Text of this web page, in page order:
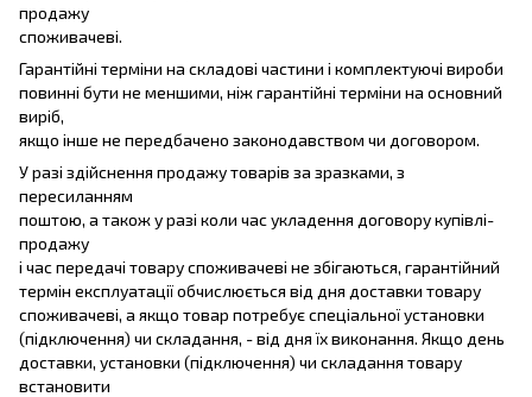
продажу
споживачеві.
Гарантійні терміни на складові частини і комплектуючі вироби
повинні бути не меншими, ніж гарантійні терміни на основний
виріб,
якщо інше не передбачено законодавством чи договором.
У разі здійснення продажу товарів за зразками, з
пересиланням
поштою, а також у разі коли час укладення договору купівлі-
продажу
і час передачі товару споживачеві не збігаються, гарантійний
термін експлуатації обчислюється від дня доставки товару
споживачеві, а якщо товар потребує спеціальної установки
(підключення) чи складання, - від дня їх виконання. Якщо день
доставки, установки (підключення) чи складання товару
встановити